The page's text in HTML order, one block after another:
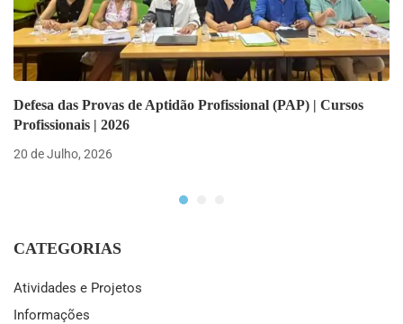
Defesa das Provas de Aptidão Profissional (PAP) | Cursos
Profissionais | 2026
20 de Julho, 2026
CATEGORIAS
Atividades e Projetos
Informações